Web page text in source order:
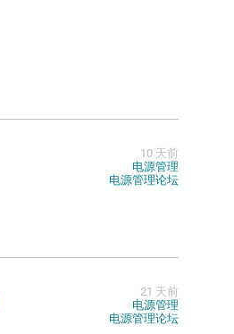
10 天前
电源管理
电源管理论坛
21 天前
电源管理
电源管理论坛